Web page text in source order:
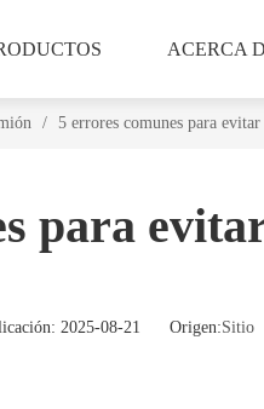
ACERCA
/ 5 errores comunes para
para
2025-08-21 Origen:Sitio